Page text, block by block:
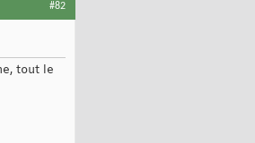
#82
tout le